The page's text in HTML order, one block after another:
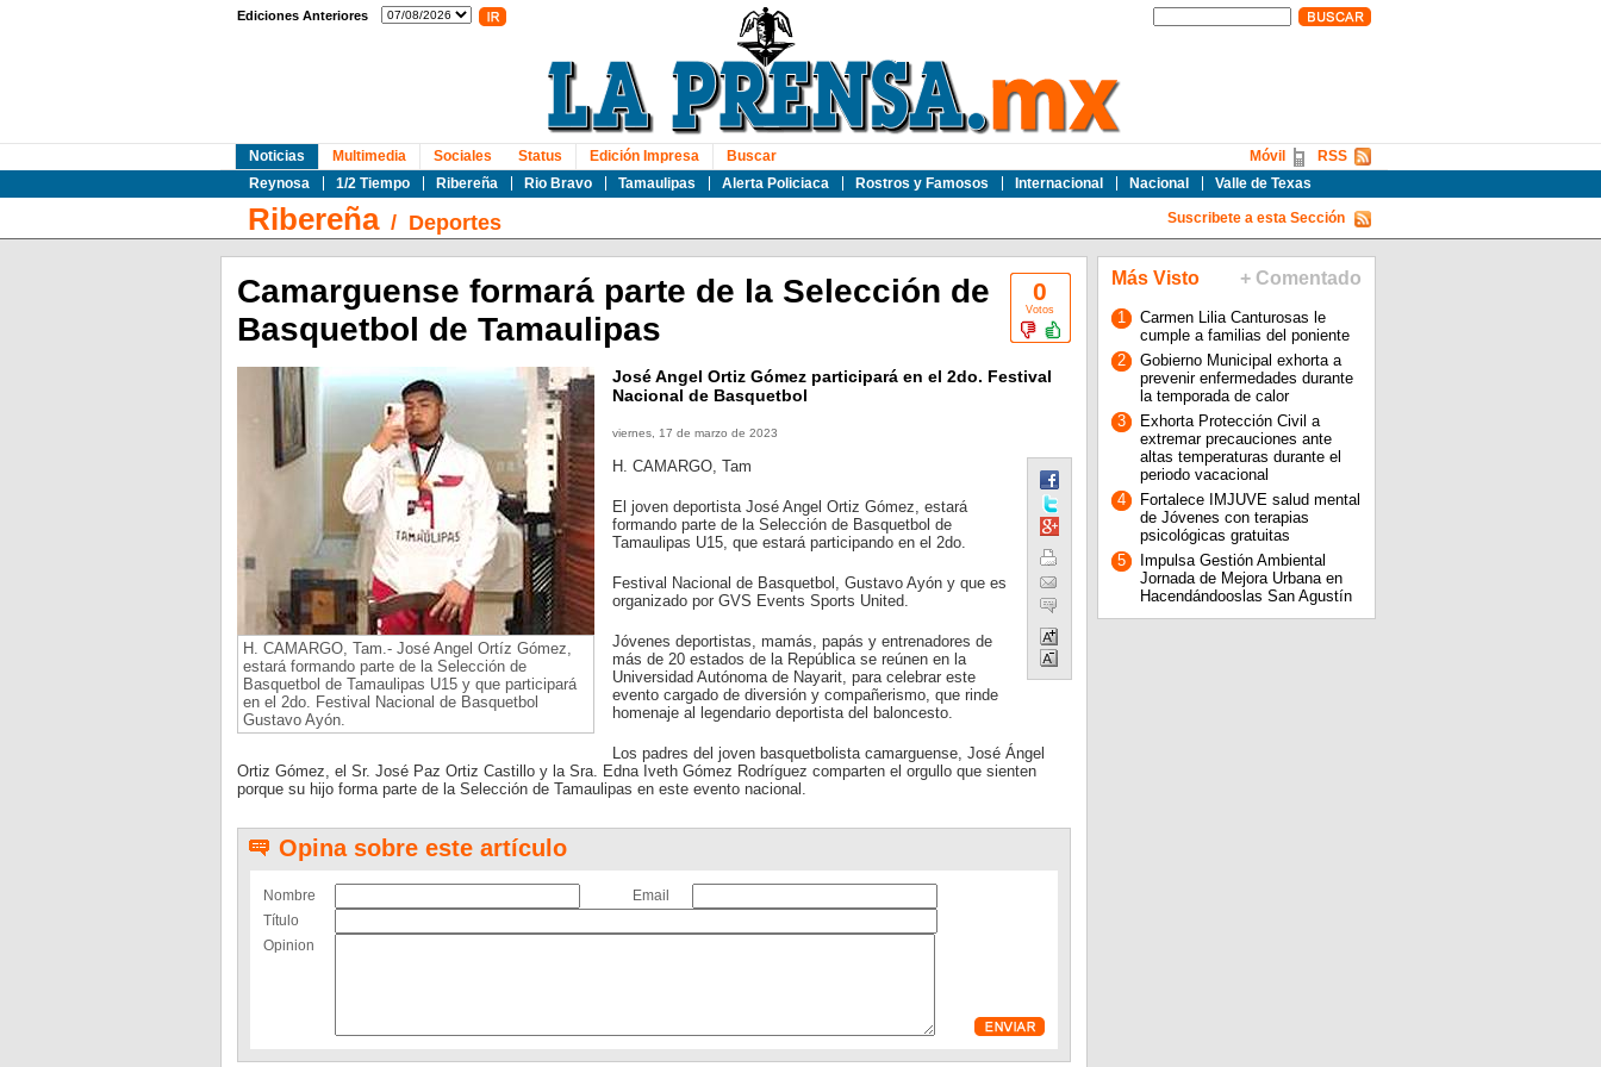
Ediciones Anteriores
Noticias
Reynosa
1/2 Tiempo Ribereña Rio Bravo Tamaulipas Alerta Policiaca Rostros y Famosos Internacional Nacional Valle de Texas
Multimedia Sociales Status Edición Impresa Buscar RSS
Móvil
Ribereña/ Deportes Suscribete a esta Sección
0
Votos
Camarguense formará parte de la Selección de
Basquetbol de Tamaulipas
H. CAMARGO, Tam.- José Angel Ortíz Gómez,
estará formando parte de la Selección de
Basquetbol de Tamaulipas U15 y que participará
en el 2do. Festival Nacional de Basquetbol
Gustavo Ayón.
José Angel Ortiz Gómez participará en el 2do. Festival
Nacional de Basquetbol
viernes, 17 de marzo de 2023
H. CAMARGO, Tam
El joven deportista José Angel Ortiz Gómez, estará
formando parte de la Selección de Basquetbol de
Tamaulipas U15, que estará participando en el 2do.
Festival Nacional de Basquetbol, Gustavo Ayón y que es
organizado por GVS Events Sports United.
Jóvenes deportistas, mamás, papás y entrenadores de
más de 20 estados de la República se reúnen en la
Universidad Autónoma de Nayarit, para celebrar este
evento cargado de diversión y compañerismo, que rinde
homenaje al legendario deportista del baloncesto.
Los padres del joven basquetbolista camarguense, José Ángel
Ortiz Gómez, el Sr. José Paz Ortiz Castillo y la Sra. Edna Iveth Gómez Rodríguez comparten el orgullo que sienten
porque su hijo forma parte de la Selección de Tamaulipas en este evento nacional.
Opina sobre este artículo
Nombre
Email
Título
Opinion
Más Visto + Comentado
1
Carmen Lilia Canturosas le
cumple a familias del poniente
2
Gobierno Municipal exhorta a
prevenir enfermedades durante
la temporada de calor
3
Exhorta Protección Civil a
extremar precauciones ante
altas temperaturas durante el
periodo vacacional
4
Fortalece IMJUVE salud mental
de Jóvenes con terapias
psicológicas gratuitas
5
Impulsa Gestión Ambiental
Jornada de Mejora Urbana en
Hacendándooslas San Agustín